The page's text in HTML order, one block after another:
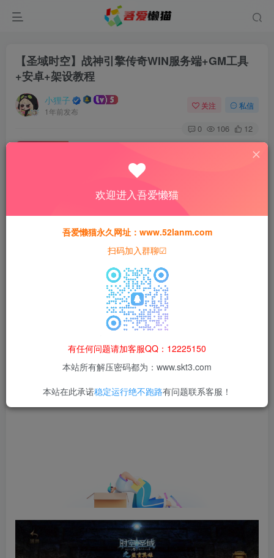
【圣域时空】战神引擎传奇WIN服务端+GM工具
+安卓+架设教程
小狸子
1年前发布
关注 私信
0 106 12
此内容为免费资源，请登录后查看
登录查看
载后24h内删除，谢谢合作！
本站资源仅用于学习交流，禁止商业运营与违法、侵权
等非法行为；资源下载后请于 24 小时内删除，违规后
果由使用者自行承担。
欢迎进入吾爱懒猫
吾爱懒猫永久网址：www.52lanm.com
扫码加入群聊☑
有任何问题请加客服QQ：12225150
本站所有解压密码都为：www.skt3.com
本站在此承诺稳定运行绝不跑路有问题联系客服！